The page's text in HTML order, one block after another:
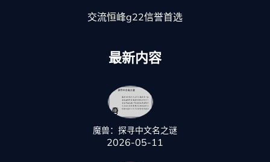
交流恒峰g22信誉首选
最新内容
魔兽：探寻中文名之谜
2026-05-11